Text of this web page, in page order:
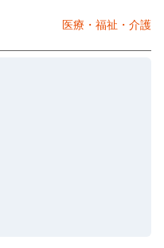
医療・福祉・介護